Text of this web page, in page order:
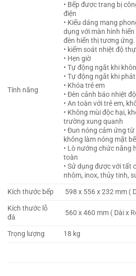
Tính năng
• Bếp được trang bị
điện
• Kiểu dáng mang
dụng với màn hình
đèn hiển thị tương ứng.
• kiểm soát nhiệt độ
• Hẹn giờ
• Tự động ngắt khi
• Tự động ngắt khi
• Khóa trẻ em
• Đèn cảnh báo nhiệt
• An toàn với trẻ em,
• Không mùi độc hại,
trường xung quanh
• Đun nóng cảm ứng
không làm nóng mặt
• Lò nướng chức năng
toàn
• Sử dụng được với tất
nhôm, inox, thủy tinh,
Kích thước bếp
598 x 556 x 232 mm (
Kích thước lỗ
đá
560 x 460 mm ( Dài x
Trọng lượng 18 kg